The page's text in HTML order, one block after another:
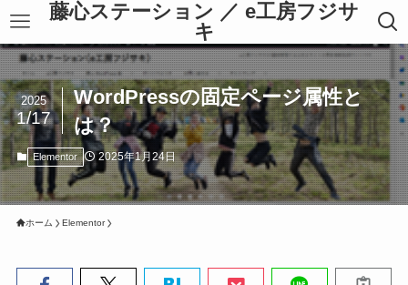
藤心ステーション ／ e工房フジサ
キ
WordPressの固定ページ属性と
は？
2025
1/17
Elementor 2025年1月24日
ホーム Elementor